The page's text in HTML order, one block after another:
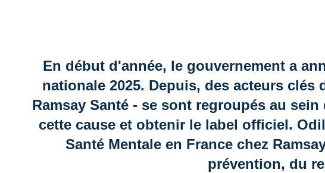
En début d'année, le gouvernement a
nationale 2025. Depuis, des acteurs
Ramsay Santé - se sont regroupés au
cette cause et obtenir le label officiel.
Santé Mentale en France chez
prévention, du